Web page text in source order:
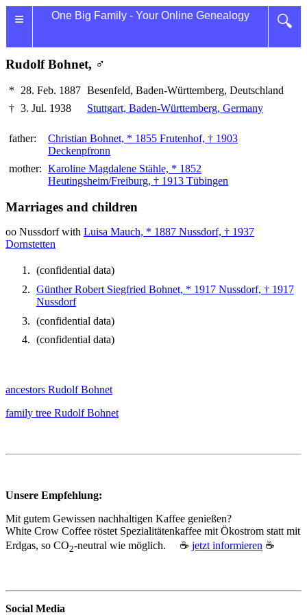
≡ 🔍
One Big Family - Your Online Genealogy
Rudolf Bohnet, ♂
* 28. Feb. 1887 Besenfeld, Baden-Württemberg, Deutschland
† 3. Jul. 1938 Stuttgart, Baden-Württemberg, Germany
father:
Christian Bohnet, * 1855 Frutenhof, † 1903
Deckenpfronn
mother: Karoline Magdalene Stähle, * 1852
Heutingsheim/Freiburg, † 1913 Tübingen
Marriages and children
oo Nussdorf with Luisa Mauch, * 1887 Nussdorf, † 1937
Dornstetten
(confidential data)
Günther Robert Siegfried Bohnet, * 1917 Nussdorf, † 1917
Nussdorf
(confidential data)
(confidential data)
ancestors Rudolf Bohnet
family tree Rudolf Bohnet
Unsere Empfehlung:
Mit gutem Gewissen nachhaltigen Kaffee genießen?
White Crow Coffee röstet Spezialitätenkaffee mit Ökostrom statt mit
Erdgas, so CO2‑neutral wie möglich. ☕ jetzt informieren ☕
Social Media